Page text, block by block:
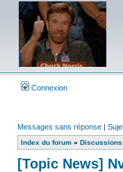
Connexion
Messages sans réponse |
Index du forum »
[Topic News]